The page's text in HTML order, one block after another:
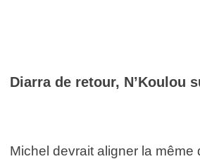
Diarra de retour, N’Koulou
Michel devrait aligner la même